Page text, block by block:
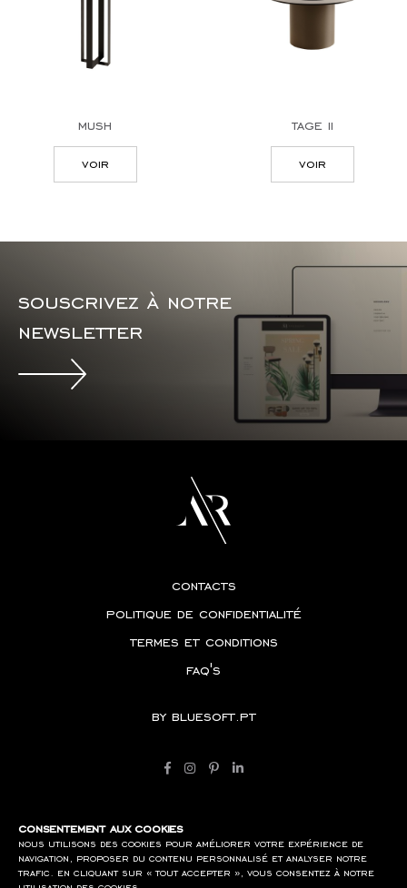
mush
voir
tage ii
voir
souscrivez à notre
newsletter
contacts
politique de confidentialité
termes et conditions
faq's
by bluesoft.pt
consentement aux cookies
nous utilisons des cookies pour améliorer votre expérience de
navigation, proposer du contenu personnalisé et analyser notre
trafic. en cliquant sur « tout accepter », vous consentez à notre